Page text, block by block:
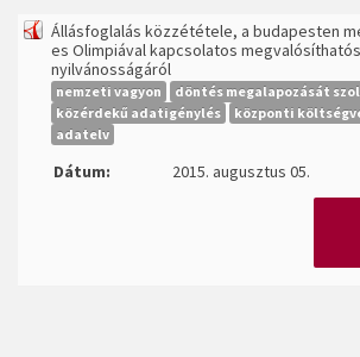
Állásfoglalás közzététele, a budapesten
es Olimpiával kapcsolatos
nyilvánosságáról
nemzeti vagyon
döntés megalapozását
közérdekű adatigénylés
központi
adatelv
Dátum: 2015. augusztus 05.